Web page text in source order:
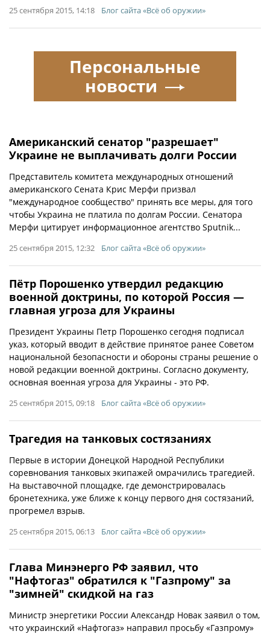
25 сентября 2015, 14:18 Блог сайта «Всё об оружии»
Американский сенатор "разрешает"
Украине не выплачивать долги России
Представитель комитета международных отношений
американского Сената Крис Мерфи призвал
"международное сообщество" принять все меры, для того
чтобы Украина не платила по долгам России. Сенатора
Мерфи цитирует информационное агентство Sputnik...
25 сентября 2015, 12:32 Блог сайта «Всё об оружии»
Пётр Порошенко утвердил редакцию
военной доктрины, по которой Россия —
главная угроза для Украины
Президент Украины Петр Порошенко сегодня подписал
указ, который вводит в действие принятое ранее Советом
национальной безопасности и обороны страны решение о
новой редакции военной доктрины. Согласно документу,
основная военная угроза для Украины - это РФ.
25 сентября 2015, 09:18 Блог сайта «Всё об оружии»
Трагедия на танковых состязаниях
Первые в истории Донецкой Народной Республики
соревнования танковых экипажей омрачились трагедией.
На выставочной площадке, где демонстрировалась
бронетехника, уже ближе к концу первого дня состязаний,
прогремел взрыв.
25 сентября 2015, 06:13 Блог сайта «Всё об оружии»
Глава Минэнерго РФ заявил, что
"Нафтогаз" обратился к "Газпрому" за
"зимней" скидкой на газ
Министр энергетики России Александр Новак заявил о том,
что украинский «Нафтогаз» направил просьбу «Газпрому»
Персональные
новости